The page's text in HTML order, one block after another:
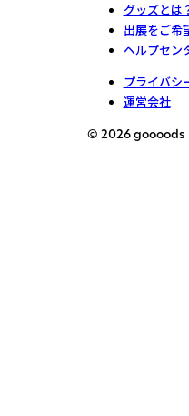
グッズとは
出展をご希
ヘルプセン
プライバシ
運営会社
© 2026 goooods